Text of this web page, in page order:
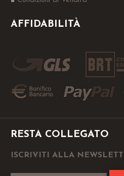
AFFIDABILITÀ
RESTA COLLEGATO
ISCRIVITI ALLA